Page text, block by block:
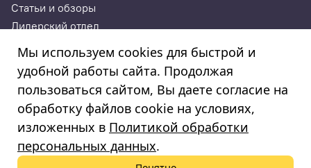
Статьи и обзоры
Дилерский отдел
© 2003—2025
«Автосервисторг»
ИП Годунова Лариса Леонидовна
ИНН 532108772827, ОГРНИП 308532130300022, ОКПО
308532130300022
Мы используем cookies для быстрой и
удобной работы сайта. Продолжая
пользоваться сайтом, Вы даете согласие на
обработку файлов cookie на условиях,
изложенных в Политикой обработки
персональных данных.